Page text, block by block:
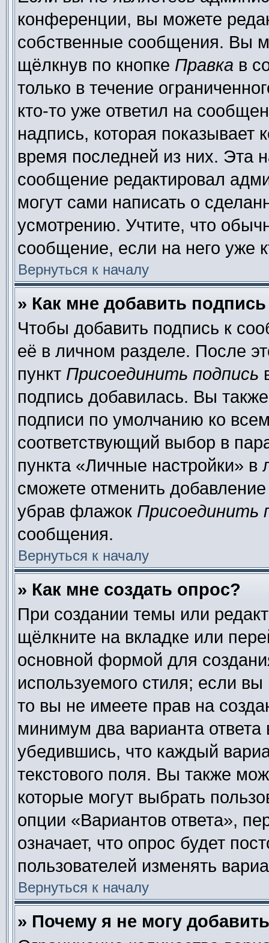
конференции, вы можете
собственные сообщения. Вы
щёлкнув по кнопке Правка в
только в течение
кто-то уже ответил на
надпись, которая показывает
время последней из них. Эта
сообщение редактировал
могут сами написать о
усмотрению. Учтите, что
сообщение, если на него уже
Вернуться к началу
» Как мне добавить
Чтобы добавить подпись к
её в личном разделе. После
пункт Присоединить подпись
подпись добавилась. Вы
подписи по умолчанию ко
соответствующий выбор в
пункта «Личные настройки»
сможете отменить
убрав флажок Присоединить
сообщения.
Вернуться к началу
» Как мне создать опрос?
При создании темы или
щёлкните на вкладке или
основной формой для
используемого стиля; если
то вы не имеете прав на
минимум два варианта
убедившись, что каждый
текстового поля. Вы также
которые могут выбрать
опции «Вариантов ответа»,
означает, что опрос будет
пользователей изменять
Вернуться к началу
» Почему я не могу